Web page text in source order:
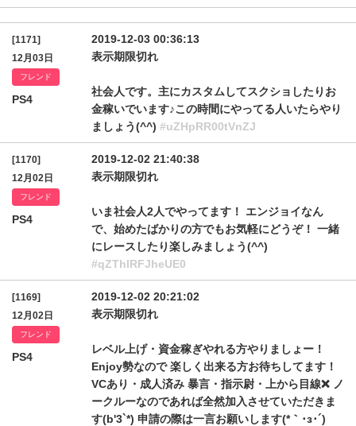
[1171]
12月03日
フレンド
PS4
2019-12-03 00:36:13
表示期限切れ
社会人です。主にカスタムしてスクショしたりお
金稼いでいます♪この時間にやってる人いたらやり
ましょう(^^) #uZHpRR00tVnZJ
[1170]
12月02日
フレンド
PS4
2019-12-02 21:40:38
表示期限切れ
いま社会人2人でやってます！ エンジョイなん
で、始めたばかりの方でもお気軽にどうぞ！ 一緒
にレースしたり楽しみましょう(^^)
#qZThlRFJheUE0
[1169]
12月02日
フレンド
PS4
2019-12-02 20:21:02
表示期限切れ
レベル上げ・資金稼ぎやれる方やりましょー！
Enjoy勢なので 楽しく出来る方お待ちしてます！
VCあり・成人済み 暴言・指示尉・上から目線❌ ノ
ークルーなのであれば全然加入させていただきま
す(b'3`*) 申請の際は一言お願いします(*｀･з･´)